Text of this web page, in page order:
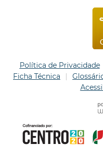
Política de Privacidade
Ficha Técnica